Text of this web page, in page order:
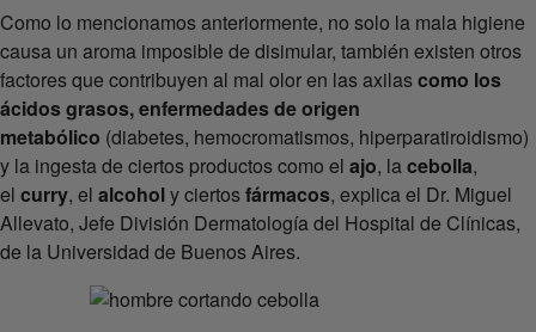
Como lo mencionamos anteriormente, no solo la mala higiene
causa un aroma imposible de disimular, también existen otros
factores que contribuyen al mal olor en las axilascomo los
ácidos grasos, enfermedades de origen
metabólico (diabetes, hemocromatismos, hiperparatiroidismo)
y la ingesta de ciertos productos como el ajo, lacebolla,
el curry, el alcoholy ciertosfármacos, explica el Dr. Miguel
Allevato, Jefe División Dermatología del Hospital de Clínicas,
de la Universidad de Buenos Aires.